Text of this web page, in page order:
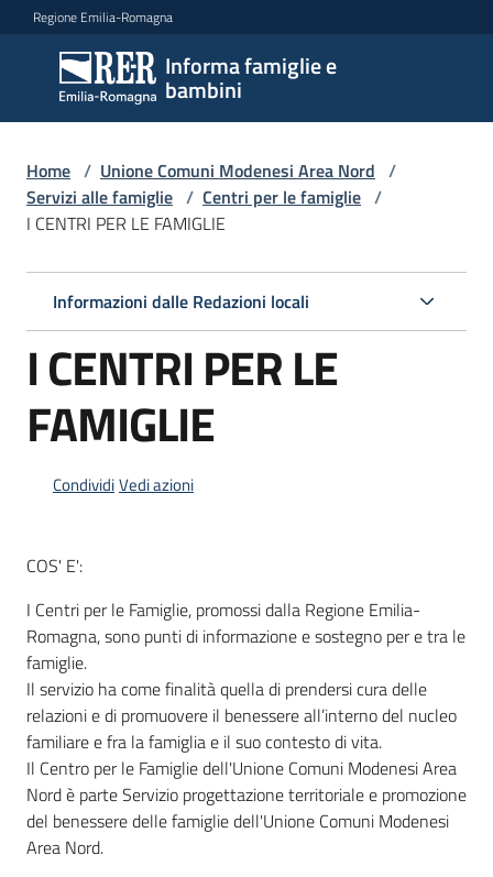
Vai al contenuto
Vai alla navigazione
Vai al footer
Regione Emilia-Romagna
Informa famiglie e
bambini
Informa
famiglie
e
bambini
Menu selezionato
Centri
per
famiglie
Informazioni
Newsletter
Home / Unione Comuni Modenesi Area Nord /
Servizi alle famiglie / Centri per le famiglie /
I CENTRI PER LE FAMIGLIE
Informazioni dalle Redazioni locali
I CENTRI PER LE
FAMIGLIE
CondividiVedi azioni
COS' E':
I Centri per le Famiglie, promossi dalla Regione Emilia-
Romagna, sono punti di informazione e sostegno per e tra le
famiglie.
Il servizio ha come finalità quella di prendersi cura delle
relazioni e di promuovere il benessere all’interno del nucleo
familiare e fra la famiglia e il suo contesto di vita.
Il Centro per le Famiglie dell'Unione Comuni Modenesi Area
Nord è parte Servizio progettazione territoriale e promozione
del benessere delle famiglie dell'Unione Comuni Modenesi
Area Nord.